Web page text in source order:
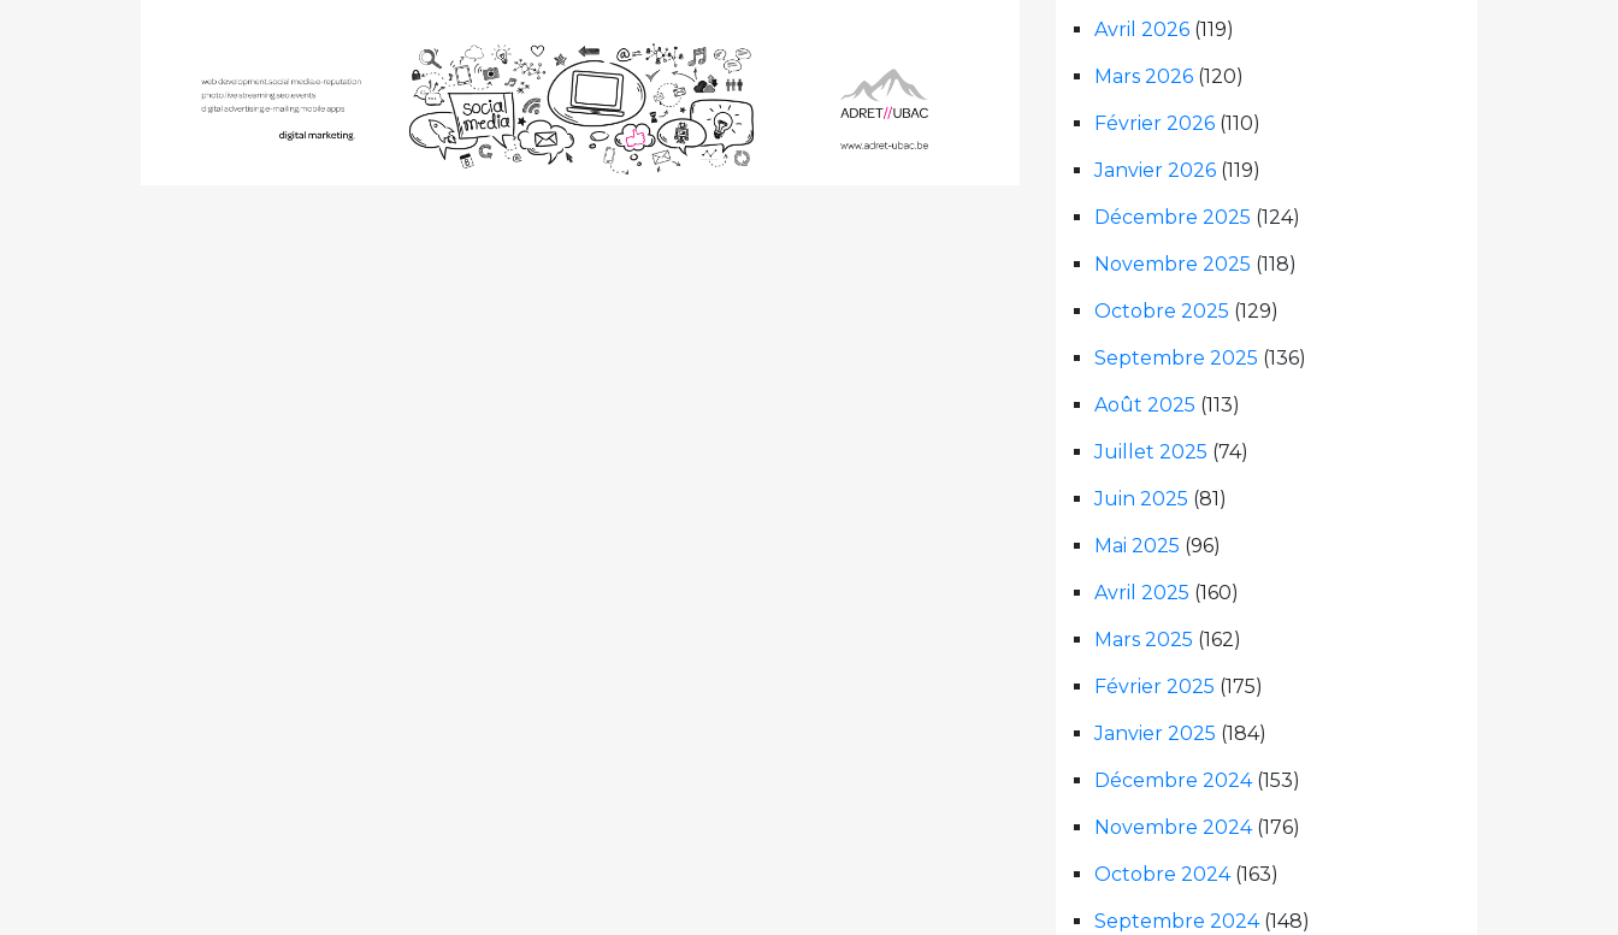
Avril 2026 (119)
Mars 2026 (120)
Février 2026 (110)
Janvier 2026 (119)
Décembre 2025 (124)
Novembre 2025 (118)
Octobre 2025 (129)
Septembre 2025 (136)
Août 2025 (113)
Juillet 2025 (74)
Juin 2025 (81)
Mai 2025 (96)
Avril 2025 (160)
Mars 2025 (162)
Février 2025 (175)
Janvier 2025 (184)
Décembre 2024(153)
Novembre 2024(176)
Octobre 2024(163)
Septembre 2024(148)